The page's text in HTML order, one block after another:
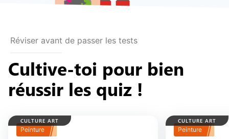
Réviser avant de passer les tests
Cultive-toi pour bien
réussir les quiz !
CULTURE ART
Peinture
CULTURE ART
Peinture